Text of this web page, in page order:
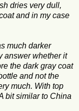
dries very dull,
and in my case
much darker
answer whether it
the dark gray coat
and not the
much. With top
bit similar to China